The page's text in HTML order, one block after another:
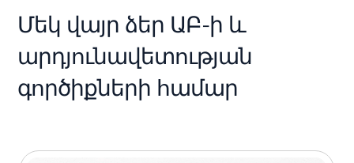
Մեկ վայր ձեր ԱԲ-ի և
արդյունավետության
գործիքների համար